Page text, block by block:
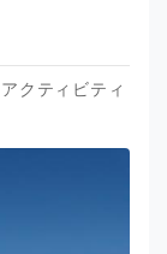
クティビティ